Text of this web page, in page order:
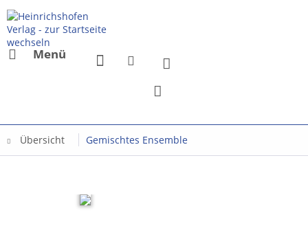
Menü
Übersicht Gemischtes Ensemble